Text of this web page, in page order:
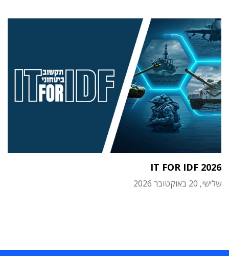
IT FOR IDF 2026
שלישי, 20 באוקטובר 2026